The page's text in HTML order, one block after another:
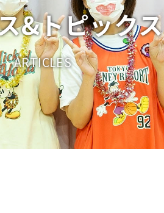
&トピックス
ARTICLES